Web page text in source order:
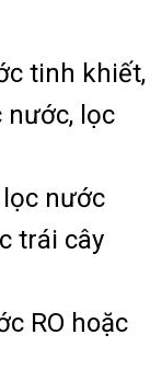
tinh khiết,
nước, lọc
nước
trái cây
RO hoặc